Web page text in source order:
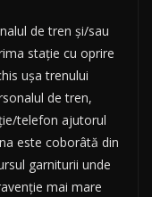
de tren și/sau
stație cu oprire
ușa trenului
de tren,
telefon ajutorul
este coborâtă din
garniturii unde
mai mare